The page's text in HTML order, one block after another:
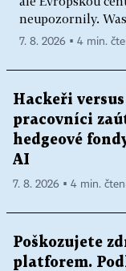
neupozornily.
7. 8. 2026 ▪ 4 min.
Hackeři
pracovníci
hedgeové
AI
7. 8. 2026 ▪ 4 min.
Poškozujete
platforem.